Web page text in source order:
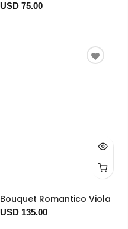
USD 75.00
Bouquet Romantico Viola
USD 135.00